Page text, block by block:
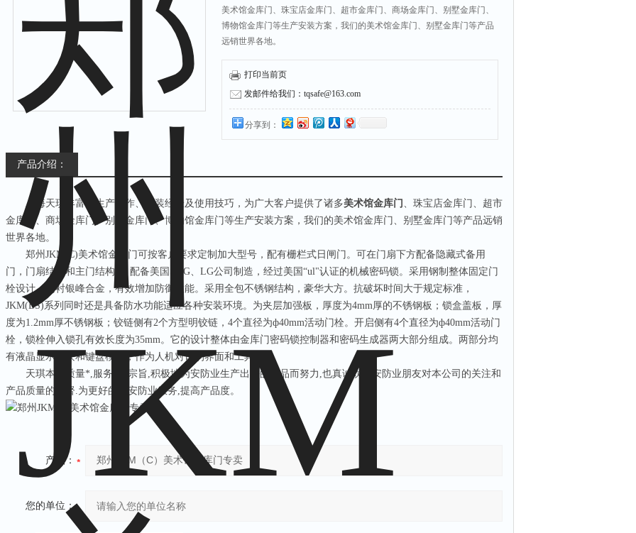
美术馆金库门、珠宝店金库门、超市金库门、商场金库门、别墅金库门、
博物馆金库门等生产安装方案，我们的美术馆金库门、别墅金库门等产品
远销世界各地。
打印当前页
发邮件给我们：tqsafe@163.com
分享到：
产品介绍：
上海天琪丰富的生产制作、安装经验及使用技巧，为广大客户提供了诸多美术馆金库门 、珠宝店金库门、超市
金库门、商场金库门、别墅金库门、博物馆金库门等生产安装方案，我们的美术馆金库门、别墅金库门等产品远销
世界各地。
郑州 JKM(C)美术馆金库门可按客户要求定制加大型号，配有栅栏式日闸门。可在门扇下方配备隐藏式备用
门，门扇结构和主门结构*。配备美国
S&G、 LG公司制造，经过美国“ul"认证的机械密码锁。采用钢制整体固定门
栓设计，内衬银峰合金，有效增加防御性能。采用全包不锈钢结构，豪华大方。抗破坏时间大于规定标准，
JKM(BS)系列同时还是具备防水功能适应各种安装环境。为夹层加强板，厚度为4mm厚的不锈钢板；锁盒盖板，厚
度为1.2mm厚不锈钢板；铰链侧有2个方型明铰链， 4个直径为ф40mm活动门栓。开启侧有4个直径为ф40mm活动门
栓，锁栓伸入锁孔有效长度为35mm。它的设计整体由金库门密码锁控制器和密码生成器两大部分组成。两部分均
有液晶显示模块和键盘模块，作为人机对话的界面和工具。
天琪本着质量*,服务*的宗旨 ,积极地为安防业生产出好的产品而努力 ,也真诚欢迎安防业朋友对本公司的关注和
产品质量的监督.为更好的为安防业服务,提高产品度。
产品：
您的单位：